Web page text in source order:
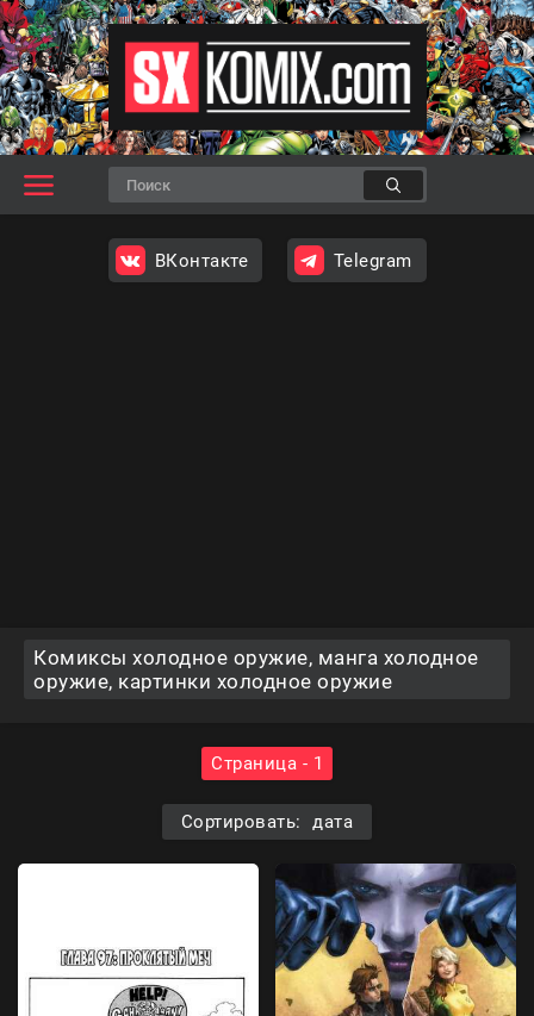
ВКонтакте Telegram
Комиксы холодное оружие, манга холодное
оружие, картинки холодное оружие
Страница - 1
Сортировать: дата